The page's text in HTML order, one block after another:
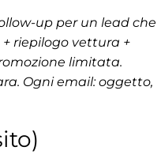
up per un lead che
riepilogo vettura +
limitata.
Ogni email: oggetto,